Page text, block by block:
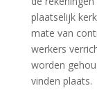
plaatselijk
mate van
werkers
worden
vinden plaats.